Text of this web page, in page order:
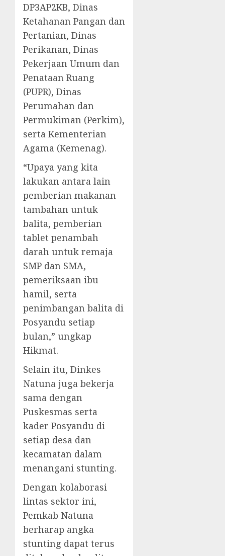
DP3AP2KB, Dinas
Ketahanan Pangan dan
Pertanian, Dinas
Perikanan, Dinas
Pekerjaan Umum dan
Penataan Ruang
(PUPR), Dinas
Perumahan dan
Permukiman (Perkim),
serta Kementerian
Agama (Kemenag).
“Upaya yang kita
lakukan antara lain
pemberian makanan
tambahan untuk
balita, pemberian
tablet penambah
darah untuk remaja
SMP dan SMA,
pemeriksaan ibu
hamil, serta
penimbangan balita di
Posyandu setiap
bulan,” ungkap
Hikmat.
Selain itu, Dinkes
Natuna juga bekerja
sama dengan
Puskesmas serta
kader Posyandu di
setiap desa dan
kecamatan dalam
menangani stunting.
Dengan kolaborasi
lintas sektor ini,
Pemkab Natuna
berharap angka
stunting dapat terus